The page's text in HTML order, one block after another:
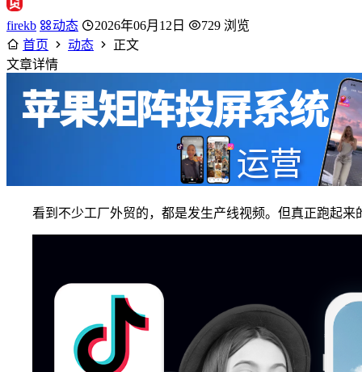
firekb 动态 2026年06月12日
729 浏览
首页
动态
正文
文章详情
看到不少工厂外贸的，都是发生产线视频。但真正跑起